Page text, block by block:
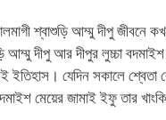
শ্বাশুড়ি আম্মু দীপু
আম্মু দীপু আর দীপুর লুচ্চা
ইতিহাস। যেদিন সকালে
মেয়ের জামাই ইফু তার